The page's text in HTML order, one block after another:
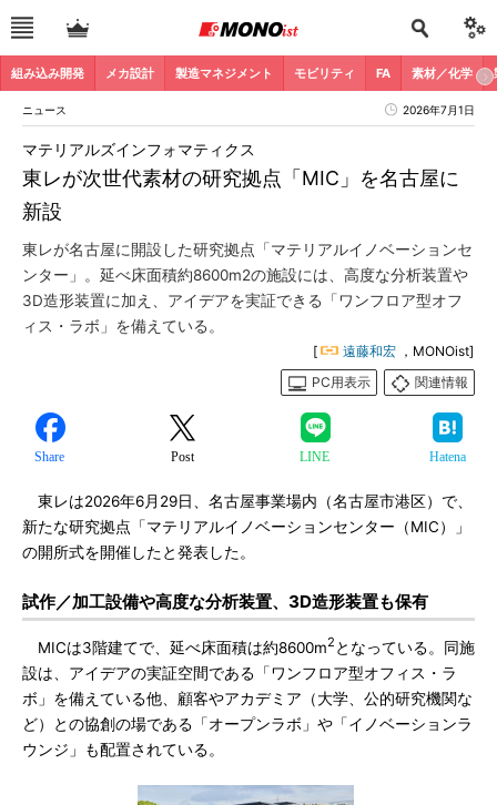
組み込み開発 メカ設計 製造マネジメント モビリティ FA 素材／化学
ニュース 2026年7月1日
東レが次世代素材の研究拠点「MIC」を名古屋に
新設
マテリアルズインフォマティクス
東レが名古屋に開設した研究拠点「マテリアルイノベーションセ
ンター」。延べ床面積約8600m2の施設には、高度な分析装置や
3D造形装置に加え、アイデアを実証できる「ワンフロア型オフ
ィス・ラボ」を備えている。
[ 遠藤和宏 ，MONOist]
PC用表示
関連情報
Share Post LINE Hatena
東レは2026年6月29日、名古屋事業場内（名古屋市港区）で、
新たな研究拠点「マテリアルイノベーションセンター（MIC）」
の開所式を開催したと発表した。
試作／加工設備や高度な分析装置、3D造形装置も保有
MICは3階建てで、延べ床面積は約8600m2 となっている。同施
設は、アイデアの実証空間である「ワンフロア型オフィス・ラ
ボ」を備えている他、顧客やアカデミア（大学、公的研究機関な
ど）との協創の場である「オープンラボ」や「イノベーションラ
ウンジ」も配置されている。